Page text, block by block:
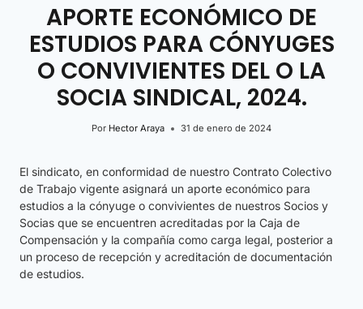
APORTE ECONÓMICO DE
ESTUDIOS PARA CÓNYUGES
O CONVIVIENTES DEL O LA
SOCIA SINDICAL, 2024.
Por Hector Araya 31 de enero de 2024
El sindicato, en conformidad de nuestro Contrato Colectivo
de Trabajo vigente asignará un aporte económico para
estudios a la cónyuge o convivientes de nuestros Socios y
Socias que se encuentren acreditadas por la Caja de
Compensación y la compañía como carga legal, posterior a
un proceso de recepción y acreditación de documentación
de estudios.